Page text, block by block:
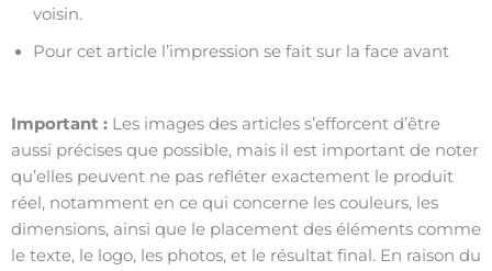
voisin.
Pour cet article l’impression se fait sur la face avant
Important : Les images des articles s’efforcent d’être
aussi précises que possible, mais il est important de noter
qu’elles peuvent ne pas refléter exactement le produit
réel, notamment en ce qui concerne les couleurs, les
dimensions, ainsi que le placement des éléments comme
le texte, le logo, les photos, et le résultat final. En raison du